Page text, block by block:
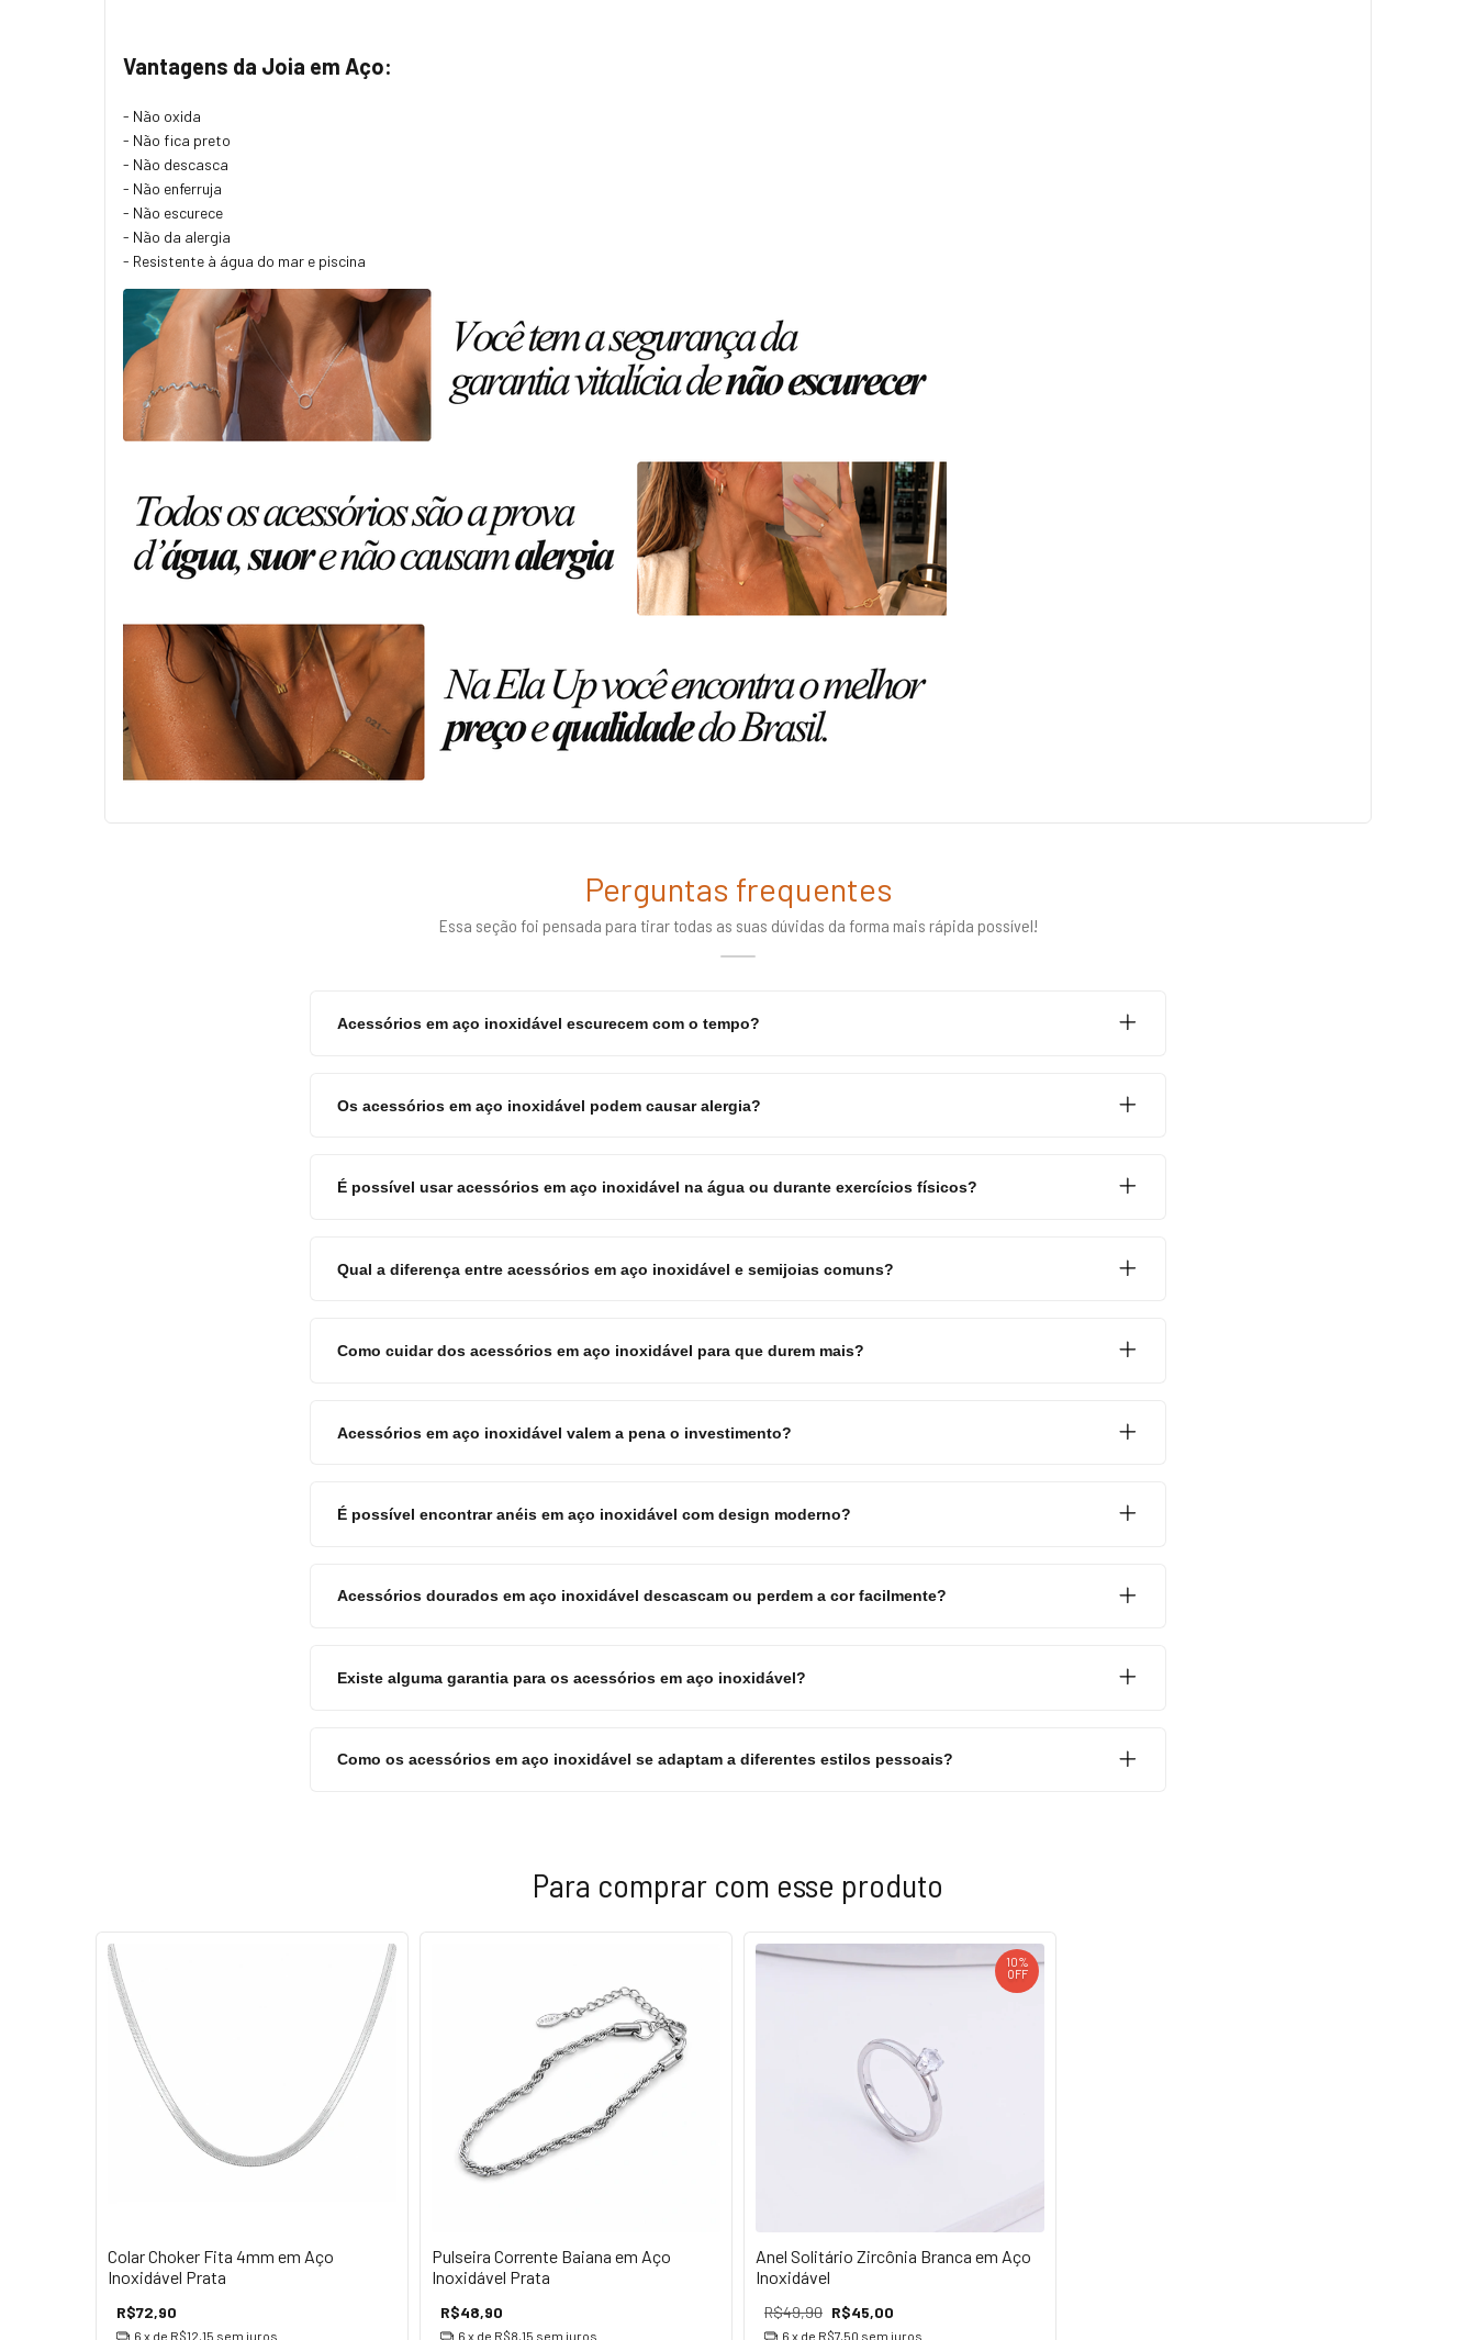
Vantagens da Joia em Aço:
- Não oxida
- Não fica preto
- Não descasca
- Não enferruja
- Não escurece
- Não da alergia
- Resistente à água do mar e piscina
Perguntas frequentes
Essa seção foi pensada para tirar todas as suas dúvidas da forma mais rápida possível!
Acessórios em aço inoxidável escurecem com o tempo?
Os acessórios em aço inoxidável podem causar alergia?
É possível usar acessórios em aço inoxidável na água ou durante exercícios físicos?
Qual a diferença entre acessórios em aço inoxidável e semijoias comuns?
Como cuidar dos acessórios em aço inoxidável para que durem mais?
Acessórios em aço inoxidável valem a pena o investimento?
É possível encontrar anéis em aço inoxidável com design moderno?
Acessórios dourados em aço inoxidável descascam ou perdem a cor facilmente?
Existe alguma garantia para os acessórios em aço inoxidável?
Como os acessórios em aço inoxidável se adaptam a diferentes estilos pessoais?
Para comprar com esse produto
Colar Choker Fita 4mm em Aço
Inoxidável Prata
R$72,90
6 x de R$12,15 sem juros
Pulseira Corrente Baiana em Aço
Inoxidável Prata
R$48,90
6 x de R$8,15 sem juros
10%
OFF
Anel Solitário Zircônia Branca em Aço
Inoxidável
R$49,90 R$45,00
6 x de R$7,50 sem juros